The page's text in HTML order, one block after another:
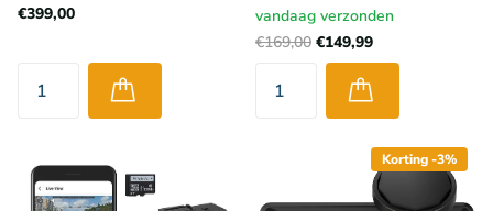
€399,00
vandaag verzonden
€169,00 €149,99
Korting -3%